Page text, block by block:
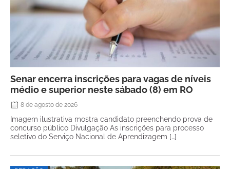
Senar encerra inscrições para vagas de níveis
médio e superior neste sábado (8) em RO
8 de agosto de 2026
Imagem ilustrativa mostra candidato preenchendo prova de
concurso público Divulgação As inscrições para processo
seletivo do Serviço Nacional de Aprendizagem […]